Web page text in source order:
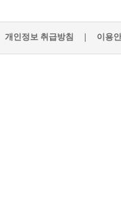
개인정보 취급방침 이용